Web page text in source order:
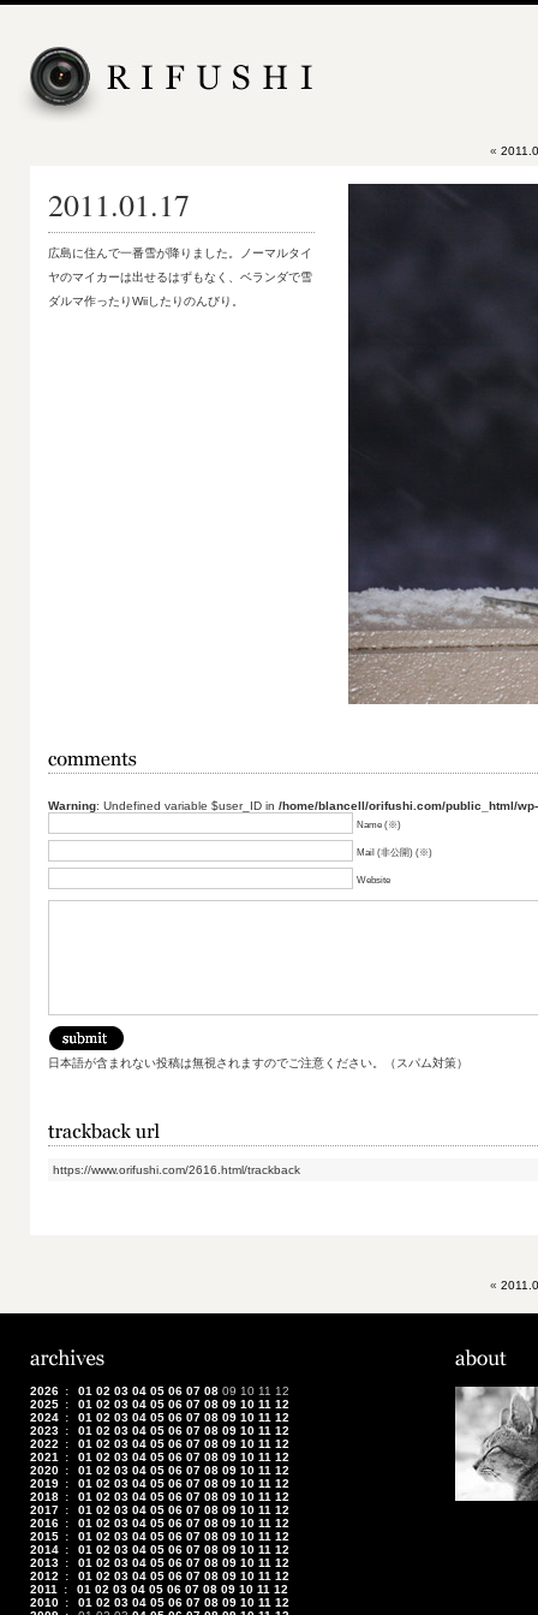
«
2011.01.17
広島に住んで一番雪が降りました。ノーマルタイ
ヤのマイカーは出せるはずもなく、ベランダで雪
ダルマ作ったりWiiしたりのんびり。
Warning: Undefined variable $user_ID in /home/blancell/orifushi.com/public_html/
Name (※)
Mail (非公開) (※)
Website
日本語が含まれない投稿は無視されますのでご注意ください。（スパム対策）
https://www.orifushi.com/2616.html/trackback
«
2026 : 01 02 03 04 05 06 07 08 09 10 11 12
2025 : 01 02 03 04 05 06 07 08 09 10 11 12
2024 : 01 02 03 04 05 06 07 08 09 10 11 12
2023 : 01 02 03 04 05 06 07 08 09 10 11 12
2022
: 01 02 03 04 05 06 07 08 09 10 11 12
2021
: 01 02 03 04 05 06 07 08 09 10 11 12
2020 : 01 02 03 04 05 06 07 08 09 10 11 12
2019 : 01 02 03 04 05 06 07 08 09 10 11 12
2018 : 01 02 03 04 05 06 07 08 09 10 11 12
2017 : 01 02 03 04 05 06 07 08 09 10 11 12
2016 : 01 02 03 04 05 06 07 08 09 10 11 12
2015 : 01 02 03 04 05 06 07 08 09 10 11 12
2014 : 01 02 03 04 05 06 07 08 09 10 11 12
2013 : 01 02 03 04 05 06 07 08 09 10 11 12
2012
: 01 02 03 04 05 06 07 08 09 10 11 12
2011
: 01 02 03 04 05 06 07 08 09 10 11 12
2010 : 01 02 03 04 05 06 07 08 09 10 11 12